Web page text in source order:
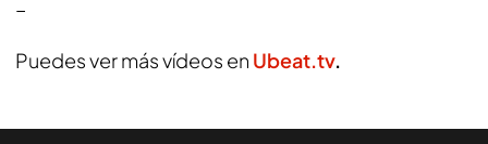
Puedes ver más vídeos en Ubeat.tv.